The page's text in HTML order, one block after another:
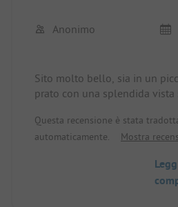
Anonimo
Sito molto bello, sia in un
prato con una splendida vista
puliti e ben tenuti. Sentieri
direttamente dal sito, un lago
Questa recensione è stata
automaticamente.
Mostra